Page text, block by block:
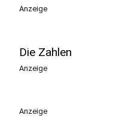
Anzeige
Die Zahlen
Anzeige
Anzeige